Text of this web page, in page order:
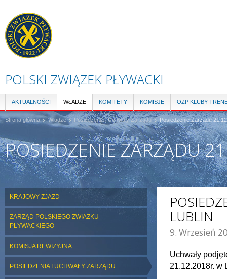
POLSKI ZWIĄZEK PŁYWACKI
AKTUALNOŚCI WŁADZE KOMITETY KOMISJE OZP KLUBY
Strona główna Władze Posiedzenia i Uchwały Zarządu Posiedzenie Zarządu
POSIEDZENIE ZARZĄDU
KRAJOWY ZJAZD
ZARZĄD POLSKIEGO ZWIĄZKU
PŁYWACKIEGO
KOMISJA REWIZYJNA
POSIEDZENIA I UCHWAŁY ZARZĄDU
LUBLIN
9. Wrzesień
Uchwały
21.12.2018r. w